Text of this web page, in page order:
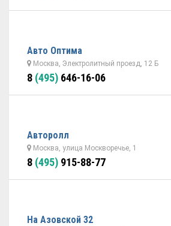
Авто Оптима
Москва, Электролитный проезд, 12 Б
8 (495) 646-16-06
Авторолл
Москва, улица Москворечье, 1
8 (495) 915-88-77
На Азовской 32